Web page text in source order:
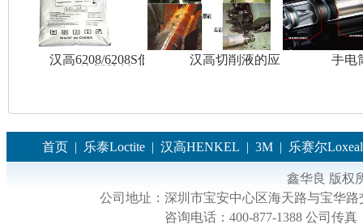
汉高6208/6208S低温
汉高切削液的应用 手电
首页 | 乐泰Loctite | 汉高HENKEL | 3M | 乐赛尔Loxeal
鑫华良 版权
公司地址： 深圳市宝安中心区海天路与宝华
咨询电话： 400-877-1388公司传真